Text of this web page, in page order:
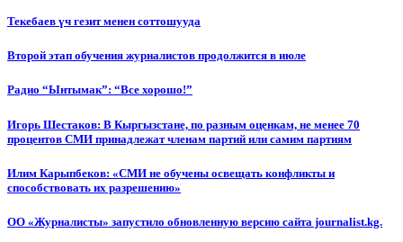
Текебаев үч гезит менен соттошууда
Второй этап обучения журналистов продолжится в июле
Радио “Ынтымак”: “Все хорошо!”
Игорь Шестаков: В Кыргызстане, по разным оценкам, не менее 70
процентов СМИ принадлежат членам партий или самим партиям
Илим Карыпбеков: «СМИ не обучены освещать конфликты и
способствовать их разрешению»
ОО «Журналисты» запустило обновленную версию сайта journalist.kg.